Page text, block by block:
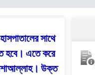
সাথে
হবে। এতে করে
উক্ত